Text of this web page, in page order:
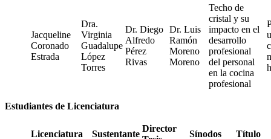
Jacqueline
Coronado
Estrada
Dra.
Virginia
Guadalupe
López
Torres
Dr. Diego
Alfredo
Pérez
Rivas
Dr. Luis
Ramón
Moreno
Moreno
Techo de
cristal y su
impacto en el
desarrollo
profesional
del personal
en la cocina
profesional
Estudiantes de Licenciatura
Licenciatura Sustentante
Director
Sínodos Título